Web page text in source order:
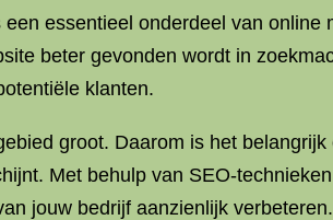
essentieel onderdeel van
beter gevonden wordt in
klanten.
groot. Daarom is het
Met behulp van SEO-
jouw bedrijf aanzienlijk verbeteren.